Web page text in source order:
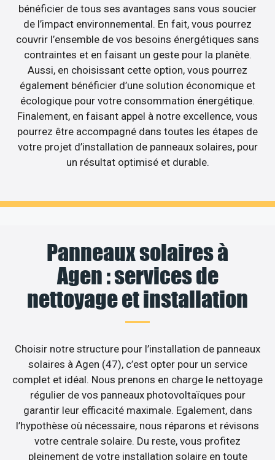
bénéficier de tous ses avantages sans vous soucier
de l’impact environnemental. En fait, vous pourrez
couvrir l’ensemble de vos besoins énergétiques sans
contraintes et en faisant un geste pour la planète.
Aussi, en choisissant cette option, vous pourrez
également bénéficier d’une solution économique et
écologique pour votre consommation énergétique.
Finalement, en faisant appel à notre excellence, vous
pourrez être accompagné dans toutes les étapes de
votre projet d’installation de panneaux solaires, pour
un résultat optimisé et durable.
Panneaux solaires à
Agen : services de
nettoyage et installation
Choisir notre structure pour l’installation de panneaux
solaires à Agen (47), c’est opter pour un service
complet et idéal. Nous prenons en charge le nettoyage
régulier de vos panneaux photovoltaïques pour
garantir leur efficacité maximale. Egalement, dans
l’hypothèse où nécessaire, nous réparons et révisons
votre centrale solaire. Du reste, vous profitez
pleinement de votre installation solaire en toute